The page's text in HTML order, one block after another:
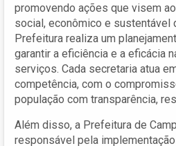
promovendo ações que visem
social, econômico e sustentável
Prefeitura realiza um
garantir a eficiência e a eficácia
serviços. Cada secretaria atua
competência, com o
população com transparência,
Além disso, a Prefeitura de
responsável pela